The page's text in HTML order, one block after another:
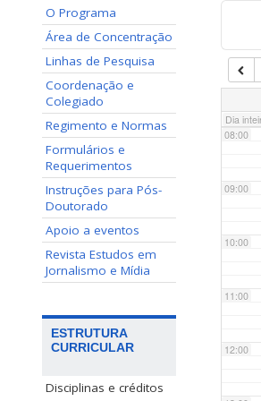
O Programa
Área de Concentração
Linhas de Pesquisa
Coordenação e
Colegiado
Regimento e Normas
Formulários e
Requerimentos
Instruções para Pós-
Doutorado
Apoio a eventos
Revista Estudos em
Jornalismo e Mídia
ESTRUTURA
CURRICULAR
Disciplinas e créditos
Dia
07:00
08:00
09:00
10:00
11:00
12:00